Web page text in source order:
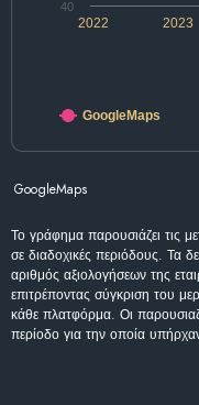
2022 2023
40
GoogleMaps
GoogleMaps
Το γράφημα παρουσιάζει τις
σε διαδοχικές περιόδους. Τα
αριθμός αξιολογήσεων της
επιτρέποντας σύγκριση του
κάθε πλατφόρμα. Οι
περίοδο για την οποία